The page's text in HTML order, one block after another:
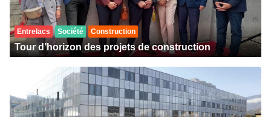
Entrelacs Société Construction
Tour d’horizon des projets de construction